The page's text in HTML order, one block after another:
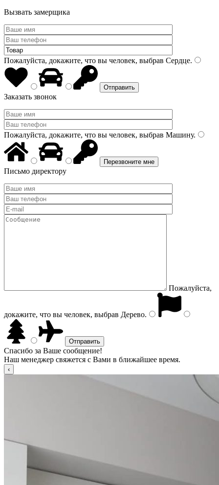
Вызвать замерщика
Пожалуйста, докажите, что вы человек, выбрав Сердце.
Заказать звонок
Пожалуйста, докажите, что вы человек, выбрав Машину.
Письмо директору
Пожалуйста,
докажите, что вы человек, выбрав Дерево.
Спасибо за Ваше сообщение!
Наш менеджер свяжется с Вами в ближайшее время.